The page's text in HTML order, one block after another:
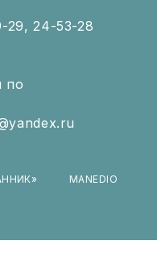
29, 24-53-28
по
MANEDIO